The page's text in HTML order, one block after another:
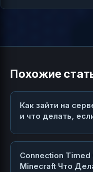
Похожие
Как зайти на
и что делать,
Connection Timed
Minecraft Что